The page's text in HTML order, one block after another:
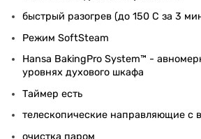
быстрый разогрев (до 150 С за 3
Режим SoftSteam
Hansa BakingPro System™ -
уровнях духового шкафа
Таймер есть
телескопические направляющие с
очистка паром